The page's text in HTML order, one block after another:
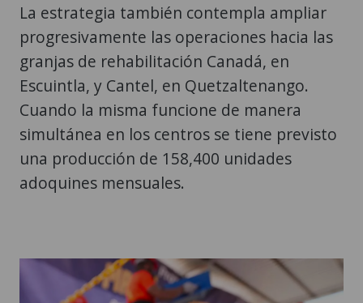
La estrategia también contempla ampliar
progresivamente las operaciones hacia las
granjas de rehabilitación Canadá, en
Escuintla, y Cantel, en Quetzaltenango.
Cuando la misma funcione de manera
simultánea en los centros se tiene previsto
una producción de 158,400 unidades
adoquines mensuales.